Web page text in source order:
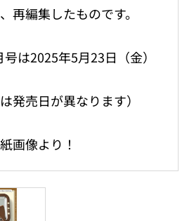
再編集したものです。
は2025年5月23日（金）
発売日が異なります）
画像より！